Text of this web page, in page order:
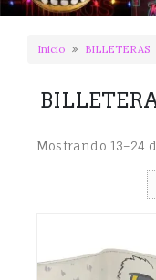
Inicio BILLETERAS
Mostrando 13–24